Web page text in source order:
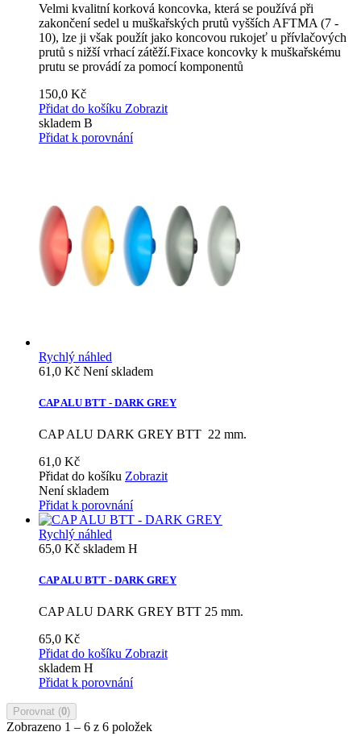
Velmi kvalitní korková koncovka, která se používá při
zakončení sedel u muškařských prutů vyšších AFTMA (7 -
10), lze ji však použít jako koncovou rukojeť u přívlačových
prutů s nižší vrhací zátěží.Fixace koncovky k muškařskému
prutu se provádí za pomocí komponentů
150,0 Kč
Přidat do košíku Zobrazit
skladem B
Přidat k porovnání
Rychlý náhled
61,0 Kč Není skladem
CAP ALU BTT - DARK GREY
CAP ALU DARK GREY BTT 22 mm.
61,0 Kč
Přidat do košíku Zobrazit
Není skladem
Přidat k porovnání
Rychlý náhled
65,0 Kč skladem H
CAP ALU BTT - DARK GREY
CAP ALU DARK GREY BTT 25 mm.
65,0 Kč
Přidat do košíku Zobrazit
skladem H
Přidat k porovnání
Porovnat (0)
Zobrazeno 1 – 6 z 6 položek